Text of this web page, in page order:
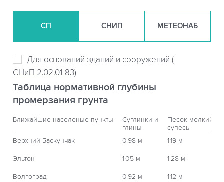
СП СНИП МЕТЕОНАБ
Для оснований зданий и сооружений (
СНиП 2.02.01-83)
Таблица нормативной глубины
промерзания грунта
Ближайшие населеные пункты
Суглинки и
глины
Песок мелкий,
супесь
Верхний Баскунчак
0.98 м 1.19 м
Эльтон 1.05 м 1.28 м
Волгоград 0.92 м 1.12 м